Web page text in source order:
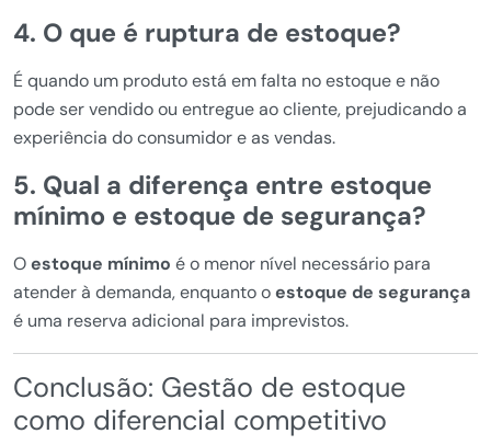
4. O que é ruptura de estoque?
É quando um produto está em falta no estoque e não
pode ser vendido ou entregue ao cliente, prejudicando a
experiência do consumidor e as vendas.
5. Qual a diferença entre estoque
mínimo e estoque de segurança?
Oestoque mínimo é o menor nível necessário para
atender à demanda, enquanto oestoque de segurança
é uma reserva adicional para imprevistos.
Conclusão: Gestão de estoque
como diferencial competitivo